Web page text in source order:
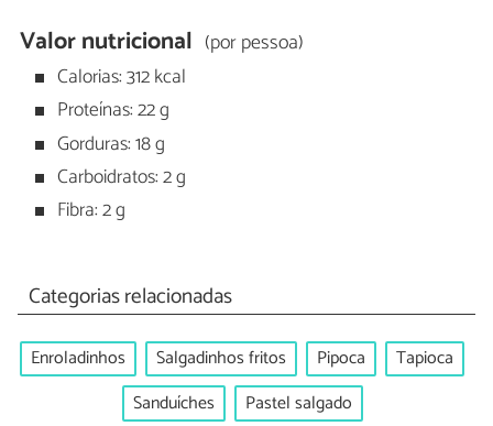
Valor nutricional (por pessoa)
Calorias: 312 kcal
Proteínas: 22 g
Gorduras: 18 g
Carboidratos: 2 g
Fibra: 2 g
Categorias relacionadas
Enroladinhos Salgadinhos fritos Pipoca
Tapioca
Sanduíches
Pastel salgado